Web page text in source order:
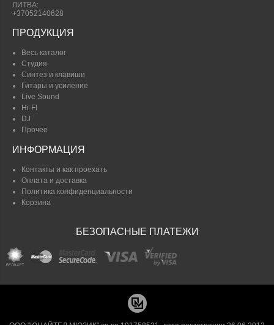
ЛИТВА:
+37052140628
ПРОДУКЦИЯ
Весь каталог
Студия
Синтез и клавиши
Гитары и усиление
Live Sound
Hi-FI
DJ
Прочее
ИНФОРМАЦИЯ
Контакты и как проехать
Оплата и доставка
Политика конфиденциальности
Корзина
БЕЗОПАСНЫЕ ПЛАТЕЖИ